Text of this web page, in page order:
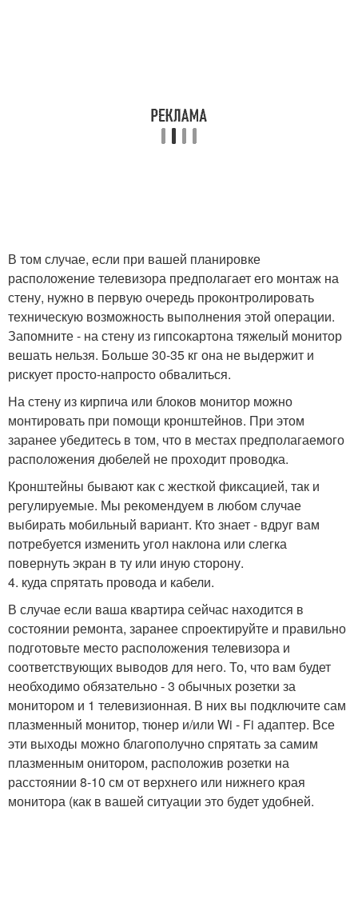
В том случае, если при вашей планировке
расположение телевизора предполагает его монтаж на
стену, нужно в первую очередь проконтролировать
техническую возможность выполнения этой операции.
Запомните - на стену из гипсокартона тяжелый монитор
вешать нельзя. Больше 30-35 кг она не выдержит и
рискует просто-напросто обвалиться.
На стену из кирпича или блоков монитор можно
монтировать при помощи кронштейнов. При этом
заранее убедитесь в том, что в местах предполагаемого
расположения дюбелей не проходит проводка.
Кронштейны бывают как с жесткой фиксацией, так и
регулируемые. Мы рекомендуем в любом случае
выбирать мобильный вариант. Кто знает - вдруг вам
потребуется изменить угол наклона или слегка
повернуть экран в ту или иную сторону.
4. куда спрятать провода и кабели.
В случае если ваша квартира сейчас находится в
состоянии ремонта, заранее спроектируйте и правильно
подготовьте место расположения телевизора и
соответствующих выводов для него. То, что вам будет
необходимо обязательно - 3 обычных розетки за
монитором и 1 телевизионная. В них вы подключите сам
плазменный монитор, тюнер и/или Wi - Fi адаптер. Все
эти выходы можно благополучно спрятать за самим
плазменным онитором, расположив розетки на
расстоянии 8-10 см от верхнего или нижнего края
монитора (как в вашей ситуации это будет удобней.